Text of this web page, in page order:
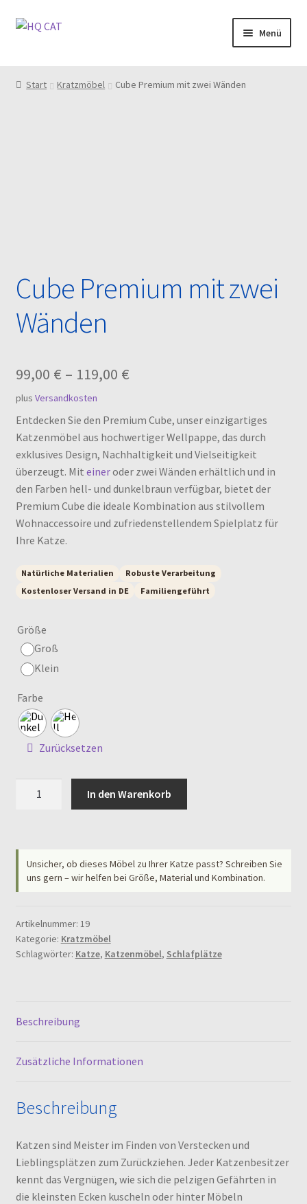
Zur
Zum
Menü
Start Kratzmöbel Cube Premium mit zwei Wänden
Cube Premium mit zwei
Wänden
99,00 € – 119,00 €
plus Versandkosten
Entdecken Sie den Premium Cube, unser einzigartiges
Katzenmöbel aus hochwertiger Wellpappe, das durch
exklusives Design, Nachhaltigkeit und Vielseitigkeit
überzeugt. Mit eineroder zwei Wänden erhältlich und in
den Farben hell- und dunkelbraun verfügbar, bietet der
Premium Cube die ideale Kombination aus stilvollem
Wohnaccessoire und zufriedenstellendem Spielplatz für
Ihre Katze.
Natürliche Materialien
Robuste Verarbeitung
Kostenloser Versand in DE
Familiengeführt
Größe
Groß
Klein
Farbe
Zurücksetzen
In den Warenkorb
Unsicher, ob dieses Möbel zu Ihrer Katze passt? Schreiben Sie
uns gern – wir helfen bei Größe, Material und Kombination.
Artikelnummer: 19
Kategorie: Kratzmöbel
Schlagwörter: Katze, Katzenmöbel, Schlafplätze
Beschreibung
Zusätzliche Informationen
Beschreibung
Katzen sind Meister im Finden von Verstecken und
Lieblingsplätzen zum Zurückziehen. Jeder Katzenbesitzer
kennt das Vergnügen, wie sich die pelzigen Gefährten in
die kleinsten Ecken kuscheln oder hinter Möbeln